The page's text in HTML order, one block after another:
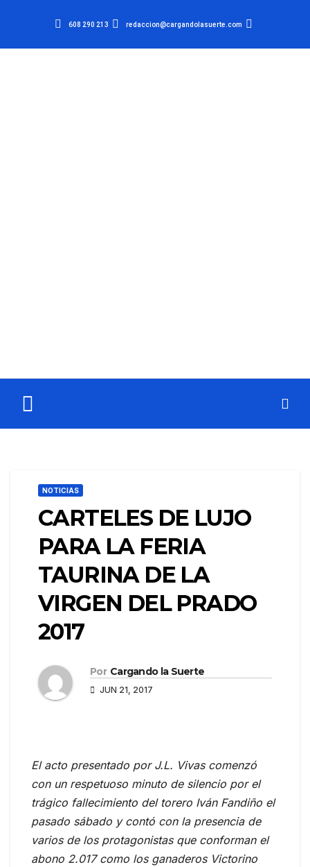
608 290 213 redaccion@cargandolasuerte.com
NOTICIAS
CARTELES DE LUJO
PARA LA FERIA
TAURINA DE LA
VIRGEN DEL PRADO
2017
Por Cargando la Suerte
JUN 21, 2017
El acto presentado por J.L. Vivas comenzó
con un respetuoso minuto de silencio por el
trágico fallecimiento del torero Iván Fandiño el
pasado sábado y contó con la presencia de
varios de los protagonistas que conforman el
abono 2.017 como los ganaderos Victorino